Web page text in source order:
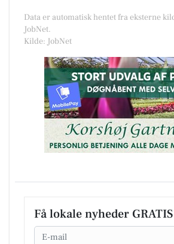
Data er automatisk hentet fra eksterne
JobNet.
Kilde: JobNet
Få lokale nyheder GRATIS
Email